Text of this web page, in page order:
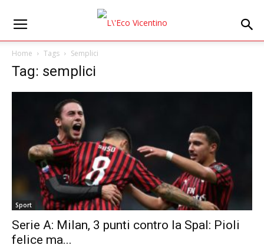
Home Tags Semplici
Tag: semplici
Sport
Serie A: Milan, 3 punti contro la Spal: Pioli
felice ma...